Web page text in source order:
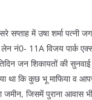
st a
m
सप्ताह में उषा शर्मा पत्नी
लेन नं0- 11A विजय पार्क
जन शिकायतों की
था कि कुछ भू माफिया व
जमीन, जिसमें पुराना आवास